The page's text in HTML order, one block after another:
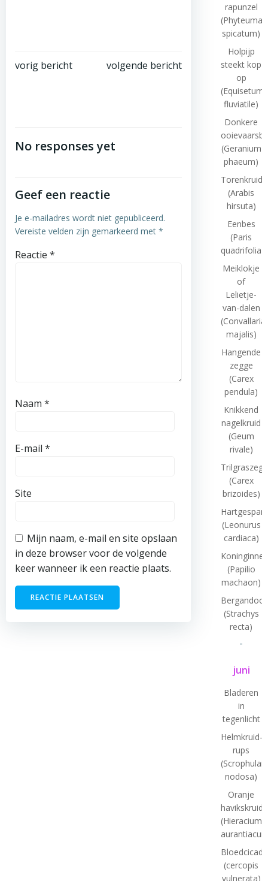
Bericht
vorig bericht
Bericht
volgende bericht
No responses yet
Geef een reactie
Je e-mailadres wordt niet gepubliceerd.
Vereiste velden zijn gemarkeerd met *
Reactie *
Naam *
E-mail *
Site
Mijn naam, e-mail en site opslaan
in deze browser voor de volgende
keer wanneer ik een reactie plaats.
rapunzel
(Phyteuma
spicatum)
Holpijp
steekt kop
op
(Equisetum
fluviatile)
Donkere
(Geranium
phaeum)
Torenkruid
(Arabis
hirsuta)
Eenbes
(Paris
quadrifolia)
Meiklokje
of
Lelietje-
van-dalen
(Convallaria
majalis)
Hangende
zegge
(Carex
pendula)
Knikkend
nagelkruid
(Geum
rivale)
(Carex
brizoides)
Hartgespan
(Leonurus
cardiaca)
(Papilio
machaon)
(Strachys
recta)
-
juni
Bladeren
in
tegenlicht
Helmkruid-
rups
nodosa)
Oranje
havikskruid
(Hieracium
Bloedcicade
(cercopis
vulnerata)